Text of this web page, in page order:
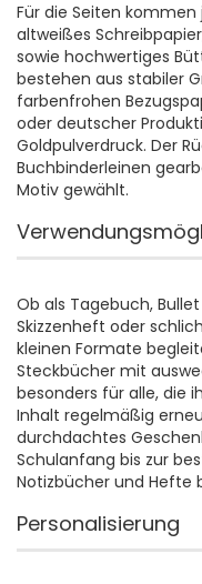
Für die Seiten
altweißes
sowie hochwertiges
bestehen aus stabiler
farbenfrohen
oder deutscher
Goldpulverdruck. Der
Buchbinderleinen
Motiv gewählt.
Ob als Tagebuch,
Skizzenheft oder
kleinen Formate
Steckbücher mit
besonders für alle, die
Inhalt regelmäßig
durchdachtes
Schulanfang bis zur
Notizbücher und Hefte
Personalisierung